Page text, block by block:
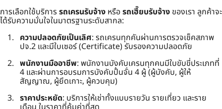
การเลือกใช้บริการรถเครนรับจ้าง หรือรถเฮี๊ยบรับจ้าง ของเรา ลูกค้าจะ
ได้รับความมั่นใจในมาตรฐานระดับสากล:
ความปลอดภัยเป็นเลิศ: รถเครนทุกคันผ่านการตรวจเช็คสภาพ
ปจ.2 และมีใบเซอร์ (Certificate) รับรองความปลอดภัย
พนักงานมืออาชีพ: พนักงานบังคับเครนทุกคนมีใบขับขี่ประเภทที่
4 และผ่านการอบรมการบังคับปั้นจั่น 4 ผู้ (ผู้บังคับ, ผู้ให้
สัญญาณ, ผู้ยึดเกาะ, ผู้ควบคุม)
ราคาประหยัด: บริการให้เช่าทั้งแบบรายวัน รายเที่ยว และราย